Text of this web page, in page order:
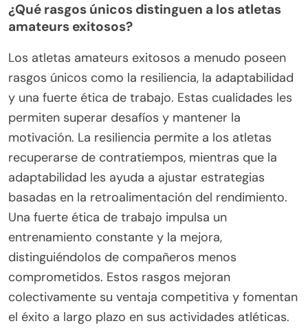
¿Qué rasgos únicos distinguen a los atletas
amateurs exitosos?
Los atletas amateurs exitosos a menudo poseen
rasgos únicos como la resiliencia, la adaptabilidad
y una fuerte ética de trabajo. Estas cualidades les
permiten superar desafíos y mantener la
motivación. La resiliencia permite a los atletas
recuperarse de contratiempos, mientras que la
adaptabilidad les ayuda a ajustar estrategias
basadas en la retroalimentación del rendimiento.
Una fuerte ética de trabajo impulsa un
entrenamiento constante y la mejora,
distinguiéndolos de compañeros menos
comprometidos. Estos rasgos mejoran
colectivamente su ventaja competitiva y fomentan
el éxito a largo plazo en sus actividades atléticas.